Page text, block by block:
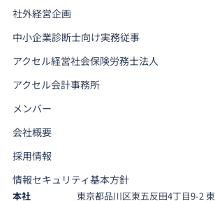
社外経営企画
中小企業診断士向け実務従事
アクセル経営社会保険労務士法人
アクセル会計事務所
メンバー
会社概要
採用情報
情報セキュリティ基本方針
本社 東京都品川区東五反田4丁目9-2